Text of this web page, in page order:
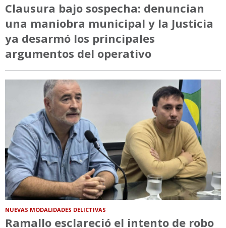
Clausura bajo sospecha: denuncian
una maniobra municipal y la Justicia
ya desarmó los principales
argumentos del operativo
NUEVAS MODALIDADES DELICTIVAS
Ramallo esclareció el intento de robo